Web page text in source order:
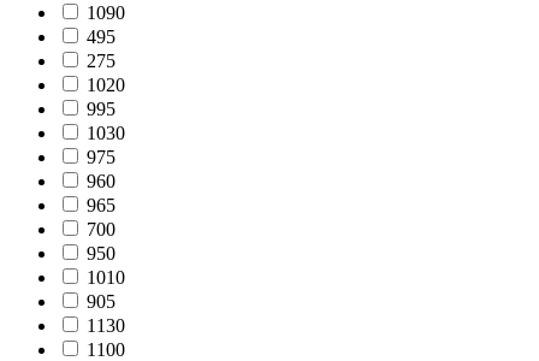
1090
495
275
1020
995
1030
975
960
965
700
950
1010
905
1130
1100